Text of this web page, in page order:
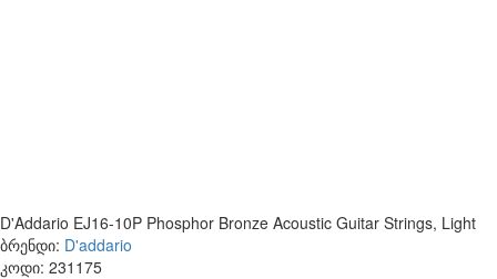
D'Addario EJ16-10P Phosphor Bronze Acoustic Guitar Strings, Light
ბრენდი: D'addario
კოდი: 231175